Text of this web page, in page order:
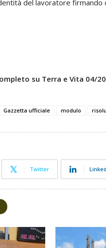
del lavoratore
su Terra e Vita 04/
Gazzetta ufficiale modulo
Twitter